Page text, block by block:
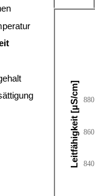
Leitfähigkeit [µS/cm] 860
880
840